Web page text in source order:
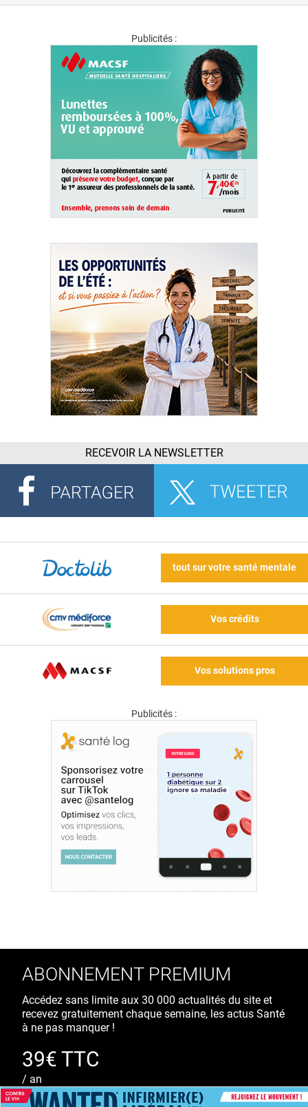
Publicités :
RECEVOIR LA NEWSLETTER
tout sur votre santé mentale
Vos crédits
Vos solutions pros
Publicités :
ABONNEMENT PREMIUM
Accédez sans limite aux 30 000 actualités du site et
recevez gratuitement chaque semaine, les actus Santé
à ne pas manquer !
39€ TTC
/ an